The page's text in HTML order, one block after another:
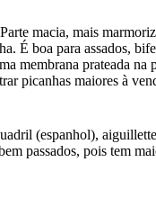
macia, mais
É boa para assados,
membrana prateada
picanhas maiores à
(espanhol),
passados, pois tem